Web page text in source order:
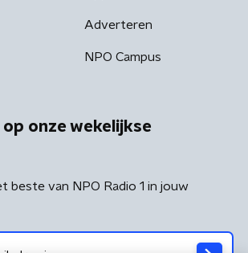
Adverteren
NPO Campus
onze wekelijkse
beste van NPO Radio 1 in jouw